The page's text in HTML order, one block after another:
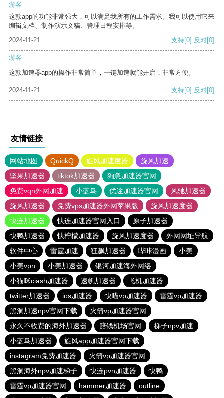
游客
这款app的功能非常强大，可以满足我所有的工作需求。我可以使用它来
编辑文档、制作演示文稿、管理日程安排等。
2024-11-21
支持[0] 反对[0]
游客
这款加速器app的操作非常简单，一键加速就能开启，非常方便。
2024-11-21 支持[0] 反对[0]
友情链接
网站地图 QuickQ 旋风加速度器
旋风加速
坚果加速器
tiktok加速器
狗急加速器官网
免费vqn外网加速
小蓝鸟 优途加速器官网
风驰加速器
旋风加速器
免费vps加速器外网苹果版
旋风加速度器
快连加速器
快连加速器官网入口
原子加速器
快鸭加速器
快柠檬加速器 旋风加速度器
外网网址导航
软件中心
雷霆加速 狂飙加速器 哔咔漫画
小美
小美vpn
小美加速器
银河加速海外网络
小猫咪ciash加速器
速帆加速器
飞机加速器
twitter加速器
ios加速器 快喵vp加速器
雷霆vp加速器
黑洞加速npv官网下载
火箭vp加速器官网
永久不收费的海外加速器
赔钱机场官网
梯子npv加速
小蓝鸟加速器
旋风app加速器官网下载
instagram免费加速器
火箭vp加速器官网
黑洞海外npv加速梯子
快连pvn加速器
快鸭
雷霆vp加速器官网
hammer加速器
outline